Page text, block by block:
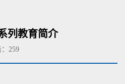
列教育简介
259